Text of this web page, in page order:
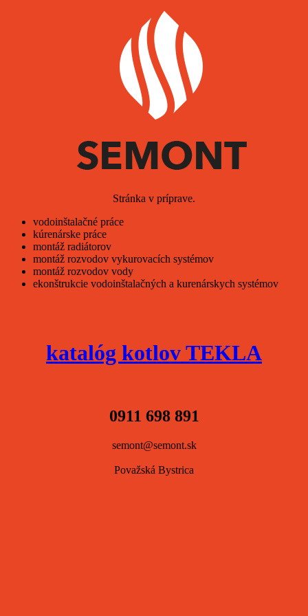
Stránka v príprave.
vodoinštalačné práce
kúrenárske práce
montáž radiátorov
montáž rozvodov vykurovacích systémov
montáž rozvodov vody
ekonštrukcie vodoinštalačných a kurenárskych systémov
katalóg kotlov TEKLA
0911 698 891
semont@semont.sk
Považská Bystrica